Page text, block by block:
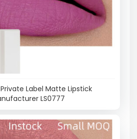
Label Matte Lipstick
LS0777